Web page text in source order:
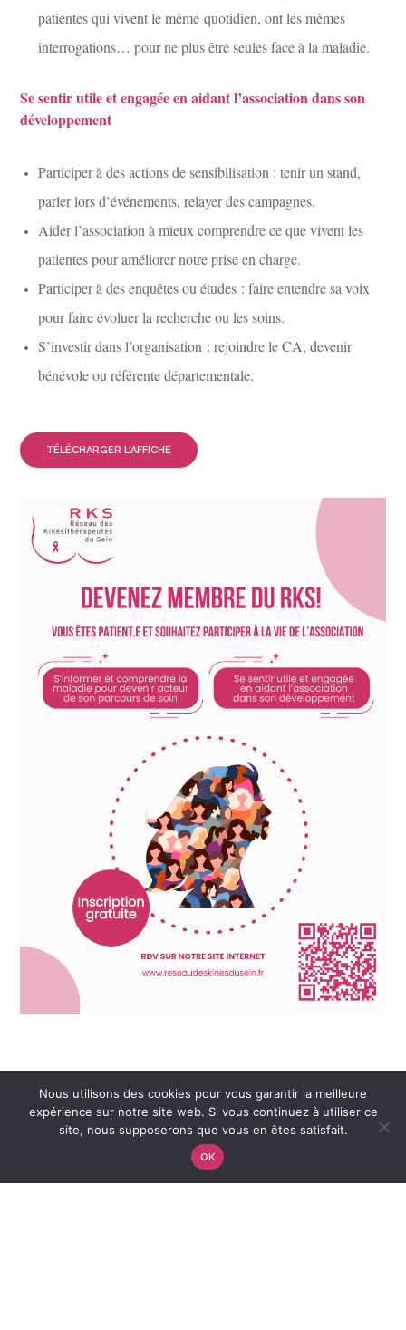
patientes qui vivent le même quotidien, ont les mêmes
interrogations… pour ne plus être seules face à la maladie.
Se sentir utile et engagée en aidant l’association dans son
développement
Participer à des actions de sensibilisation : tenir un stand,
parler lors d’événements, relayer des campagnes.
Aider l’association à mieux comprendre ce que vivent les
patientes pour améliorer notre prise en charge.
Participer à des enquêtes ou études : faire entendre sa voix
pour faire évoluer la recherche ou les soins.
S’investir dans l’organisation : rejoindre le CA, devenir
bénévole ou référente départementale.
TÉLÉCHARGER L'AFFICHE
Nous utilisons des cookies pour vous garantir la meilleure
expérience sur notre site web. Si vous continuez à utiliser ce
site, nous supposerons que vous en êtes satisfait.
OK